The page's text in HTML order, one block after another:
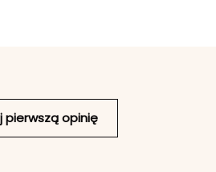
pierwszą opinię